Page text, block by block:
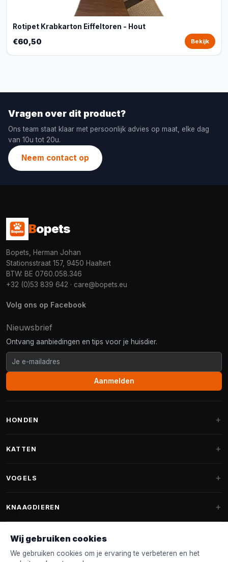
Rotipet Krabkarton Eiffeltoren - Hout
€60,50 Bekijk
Vragen over dit product?
Ons team staat klaar met persoonlijk advies op maat, elke dag
van 10u tot 20u.
Neem contact op
Bopets
Bopets, Herman Johan
Stationsstraat 157, 9450 Haaltert
BTW: BE 0760.058.346
+32 (0)53 839 642 · care@bopets.eu
Volg ons op Facebook
Nieuwsbrief
Ontvang aanbiedingen en tips voor je huisdier.
Aanmelden
HONDEN
Fantail hondenmanden
Hondenspeelgoed
Halsband & Lijn
KATTEN
Krabpalen voor Maine Coon
VOGELS
Vogelvoer binnenvogels
Voederhuisjes
Nestkastjes & Nesting
KNAAGDIEREN
Knaagdierenvoer
Wij gebruiken cookies
We gebruiken cookies om je ervaring te verbeteren en het